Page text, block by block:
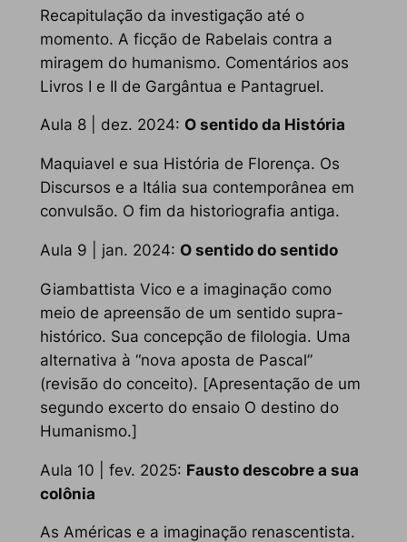
Recapitulação da investigação até o
momento. A ficção de Rabelais contra a
miragem do humanismo. Comentários aos
Livros I e II de Gargântua e Pantagruel.
Aula 8 | dez. 2024: O sentido da História
Maquiavel e sua História de Florença. Os
Discursos e a Itália sua contemporânea em
convulsão. O fim da historiografia antiga.
Aula 9 | jan. 2024: O sentido do sentido
Giambattista Vico e a imaginação como
meio de apreensão de um sentido supra-
histórico. Sua concepção de filologia. Uma
alternativa à “nova aposta de Pascal”
(revisão do conceito). [Apresentação de um
segundo excerto do ensaio O destino do
Humanismo.]
Aula 10 | fev. 2025: Fausto descobre a sua
colônia
As Américas e a imaginação renascentista.